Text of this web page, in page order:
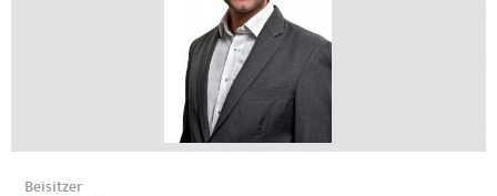
Beisitzer